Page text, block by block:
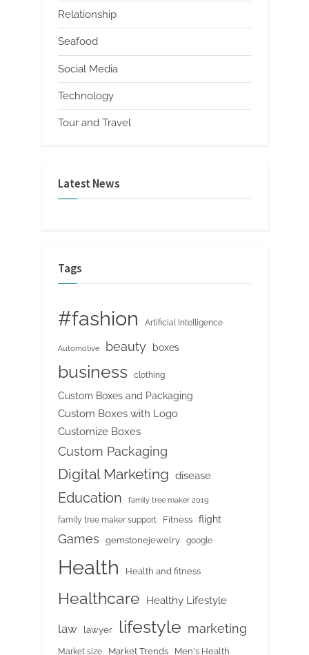
Relationship
Seafood
Social Media
Technology
Tour and Travel
Latest News
Tags
#fashion Artificial Intelligence
Automotive beauty boxes
business clothing
Custom Boxes and Packaging
Custom Boxes with Logo
Customize Boxes
Custom Packaging
Digital Marketing disease
Education family tree maker 2019
family tree maker support Fitness flight
Games gemstonejewelry google
Health Health and fitness
Healthcare Healthy Lifestyle
law lawyer lifestyle marketing
Market size Market Trends Men's Health